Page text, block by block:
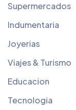
Supermercados
Indumentaria
Joyerias
Viajes & Turismo
Educacion
Tecnologia